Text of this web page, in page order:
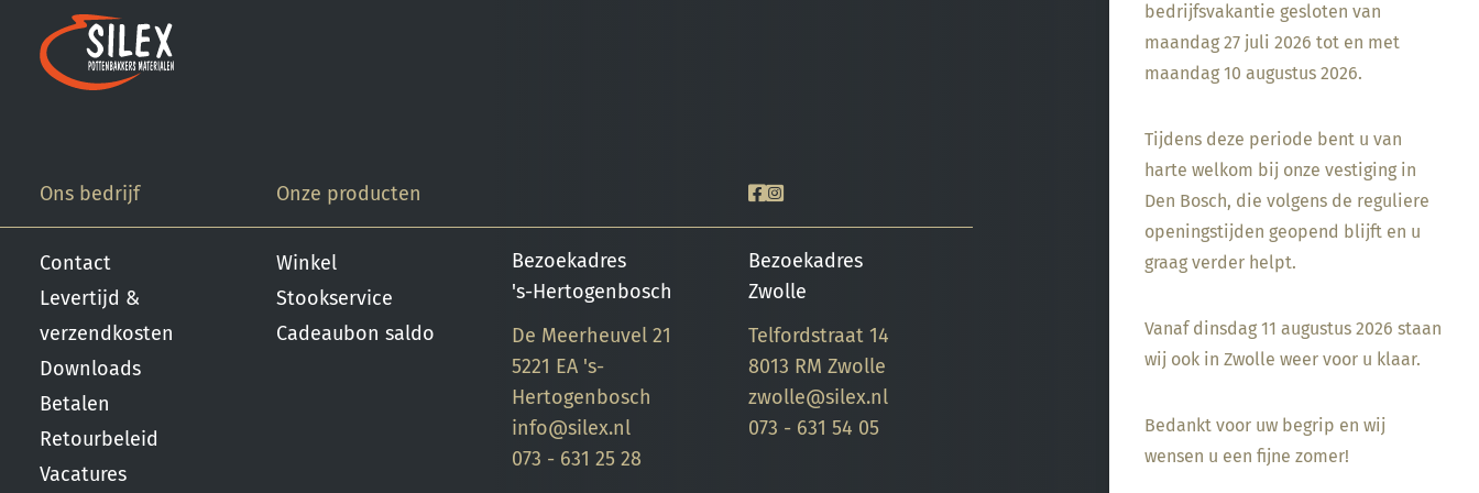
bedrijfsvakantie gesloten van
maandag 27 juli 2026 tot en met
maandag 10 augustus 2026.
Tijdens deze periode bent u van
harte welkom bij onze vestiging in
Den Bosch, die volgens de reguliere
openingstijden geopend blijft en u
graag verder helpt.
Vanaf dinsdag 11 augustus 2026 staan
wij ook in Zwolle weer voor u klaar.
Bedankt voor uw begrip en wij
wensen u een fijne zomer!
gebruik, kwast of
dompel transparante
Stook het werk op
Maak schoon met water.
Ons bedrijf
Contact
Levertijd &
verzendkosten
Downloads
Betalen
Retourbeleid
Vacatures
Onze producten
Winkel
Stookservice
Cadeaubon saldo
Bezoekadres
's-Hertogenbosch
De Meerheuvel 21
5221 EA 's-
Hertogenbosch
info@silex.nl
073 - 631 25 28
Bezoekadres
Zwolle
Telfordstraat 14
8013 RM Zwolle
zwolle@silex.nl
073 - 631 54 05